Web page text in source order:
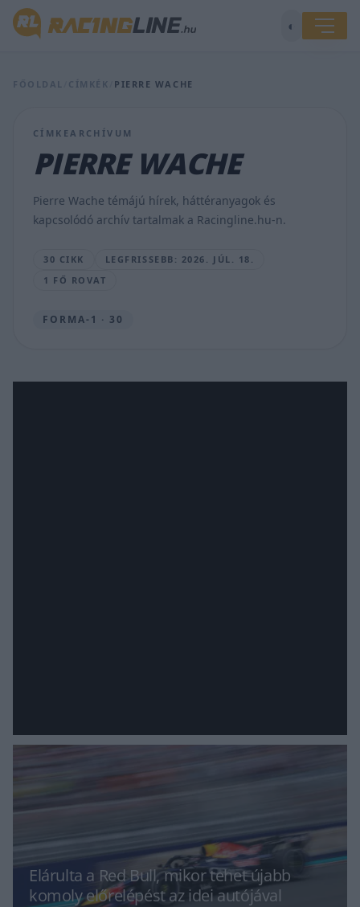
◐
FŐOLDAL CÍMKÉK PIERRE WACHE
CÍMKEARCHÍVUM
PIERRE WACHE
Pierre Wache témájú hírek, háttéranyagok és
kapcsolódó archív tartalmak a Racingline.hu-n.
30 CIKK
LEGFRISSEBB: 2026. JÚL. 18.
1 FŐ ROVAT
FORMA-1 · 30
„Elfogadhatatlan”
elmagyarázta,
miért
fakadt
a
rádióban
2026.
Elárulta a Red Bull, mikor tehet újabb
komoly előrelépést az idei autójával